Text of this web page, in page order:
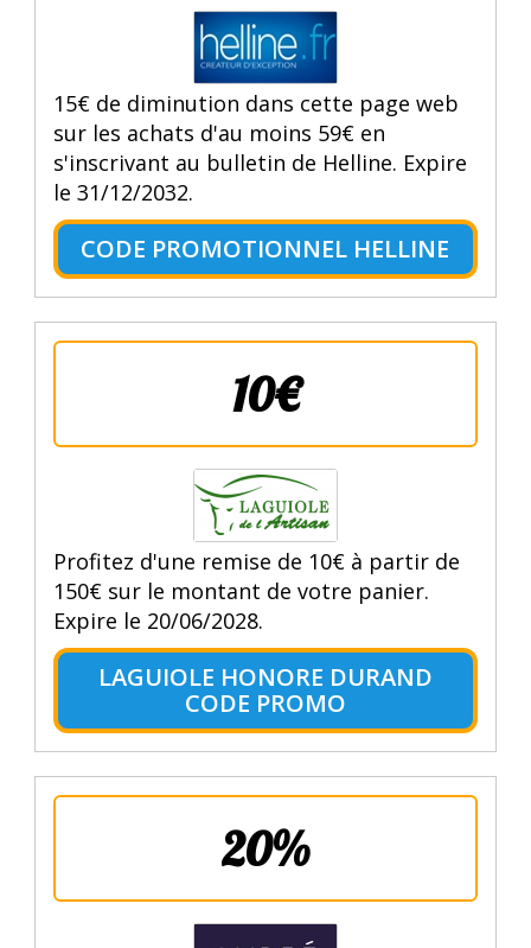
15€ de diminution dans cette page web
sur les achats d'au moins 59€ en
s'inscrivant au bulletin de Helline. Expire
le 31/12/2032.
CODE PROMOTIONNEL HELLINE
10€
Profitez d'une remise de 10€ à partir de
150€ sur le montant de votre panier.
Expire le 20/06/2028.
LAGUIOLE HONORE DURAND
CODE PROMO
20%